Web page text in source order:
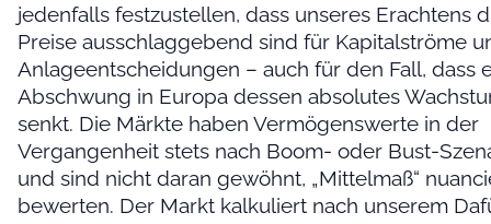
jedenfalls festzustellen, dass unseres Erachtens
Preise ausschlaggebend sind für Kapitalströme
Anlageentscheidungen – auch für den Fall, dass
Abschwung in Europa dessen absolutes
senkt. Die Märkte haben Vermögenswerte in der
Vergangenheit stets nach Boom- oder Bust-
und sind nicht daran gewöhnt, „Mittelmaß“
bewerten. Der Markt kalkuliert nach unserem